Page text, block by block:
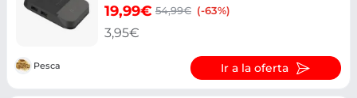
19,99€ 54,99€ (-63%)
3,95€
Pesca Ir a la oferta